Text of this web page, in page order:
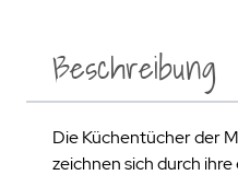
Beschreibung
Die Küchentücher der
zeichnen sich durch